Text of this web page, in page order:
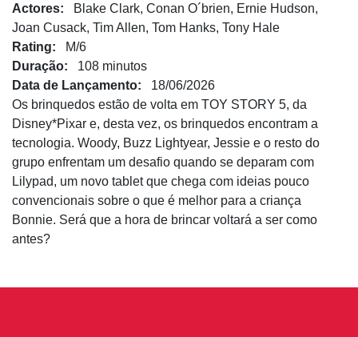
Actores:
Blake Clark, Conan O´brien, Ernie Hudson,
Joan Cusack, Tim Allen, Tom Hanks, Tony Hale
Rating:
M/6
Duração:
108 minutos
Data de Lançamento:
18/06/2026
Os brinquedos estão de volta em TOY STORY 5, da
Disney*Pixar e, desta vez, os brinquedos encontram a
tecnologia. Woody, Buzz Lightyear, Jessie e o resto do
grupo enfrentam um desafio quando se deparam com
Lilypad, um novo tablet que chega com ideias pouco
convencionais sobre o que é melhor para a criança
Bonnie. Será que a hora de brincar voltará a ser como
antes?